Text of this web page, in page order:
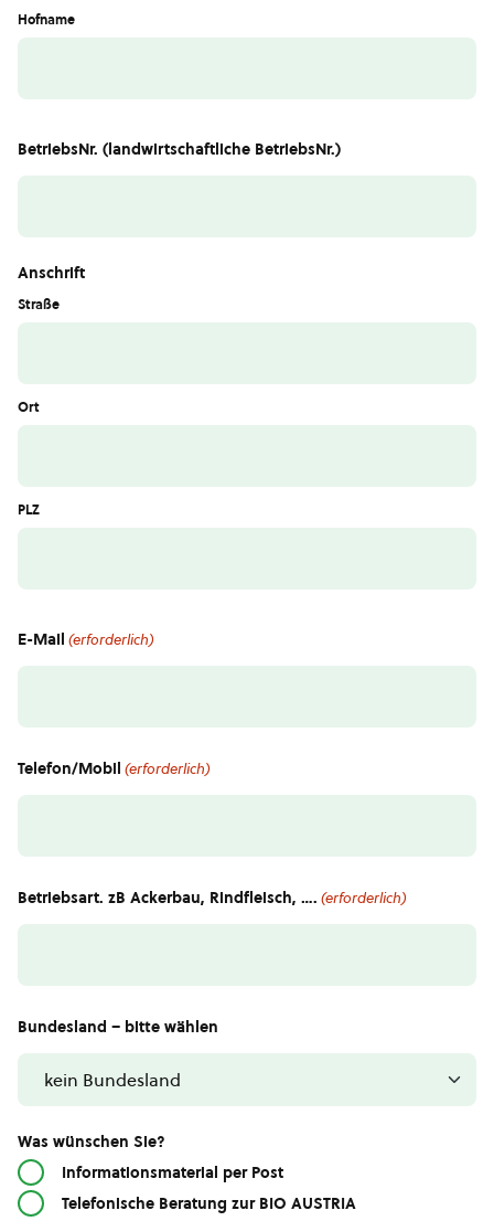
Hofname
BetriebsNr. (landwirtschaftliche BetriebsNr.)
Anschrift
Straße
Ort
PLZ
E-Mail (erforderlich)
Telefon/Mobil (erforderlich)
Betriebsart. zB Ackerbau, Rindfleisch, …. (erforderlich)
Bundesland – bitte wählen
Was wünschen Sie?
Informationsmaterial per Post
Telefonische Beratung zur BIO AUSTRIA